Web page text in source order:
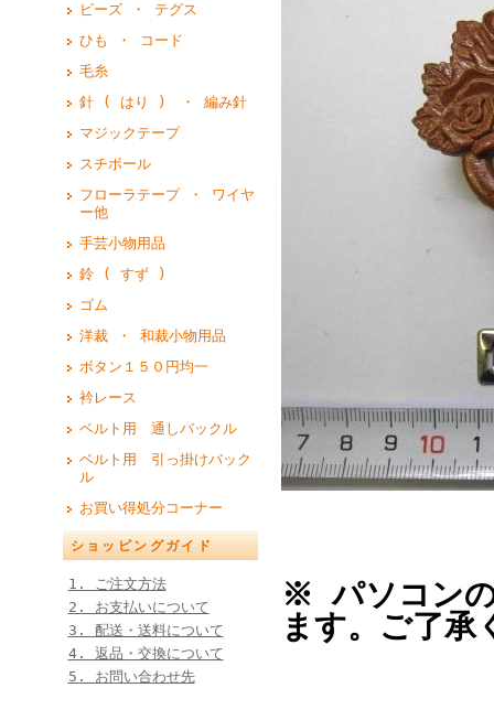
ビーズ ・ テグス
ひも ・ コード
毛糸
針 ( はり ) ・ 編み針
マジックテープ
スチボール
フローラテープ ・ ワイヤ
ー他
手芸小物用品
鈴 ( すず )
ゴム
洋裁 ・ 和裁小物用品
ボタン１５０円均一
衿レース
ベルト用 通しバックル
ベルト用 引っ掛けバック
ル
お買い得処分コーナー
ショッピングガイド
1. ご注文方法
2. お支払いについて
3. 配送・送料について
4. 返品・交換について
5. お問い合わせ先
※ パソコンの
ます。ご了承